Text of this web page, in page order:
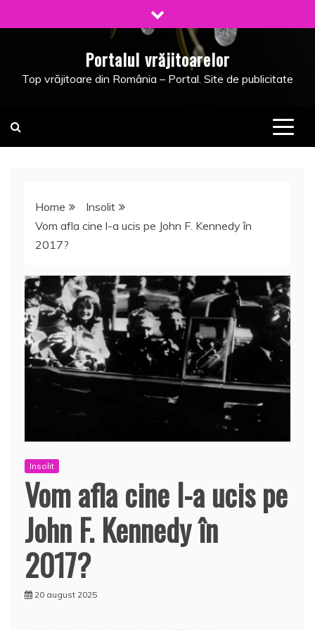
to
Portalul vrăjitoarelor
Top vrăjitoare din România – Portal. Site de publicitate
Home
Insolit
Vom afla cine l-a ucis pe John F. Kennedy în
2017?
Insolit
Vom afla cine l-a ucis pe
John F. Kennedy în
2017?
20 august 2025